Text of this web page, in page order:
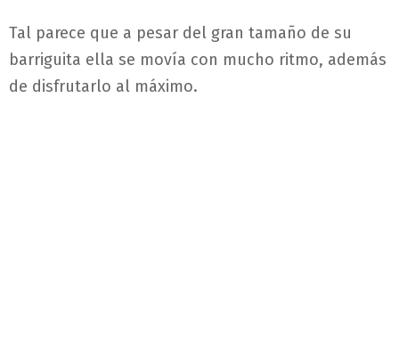
Tal parece que a pesar del gran tamaño de su
barriguita ella se movía con mucho ritmo, además
de disfrutarlo al máximo.